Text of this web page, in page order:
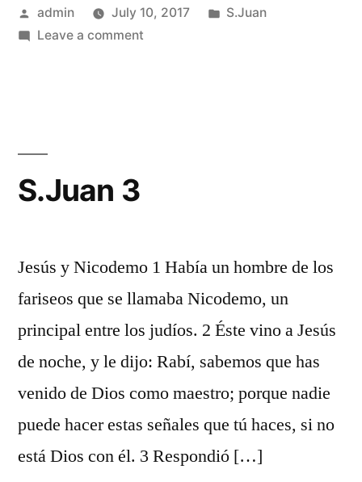
Posted
by
admin July 10, 2017
Posted
S.Juan
Leave a commenton
S.Juan 3
Jesús y Nicodemo 1 Había un hombre de los
fariseos que se llamaba Nicodemo, un
principal entre los judíos. 2 Éste vino a Jesús
de noche, y le dijo: Rabí, sabemos que has
venido de Dios como maestro; porque nadie
puede hacer estas señales que tú haces, si no
está Dios con él. 3 Respondió […]